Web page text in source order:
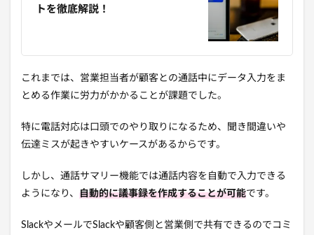
トを徹底解説！
これまでは、営業担当者が顧客との通話中にデータ入力をま
とめる作業に労力がかかることが課題でした。
特に電話対応は口頭でのやり取りになるため、聞き間違いや
伝達ミスが起きやすいケースがあるからです。
しかし、通話サマリー機能では通話内容を自動で入力できる
ようになり、 自動的に議事録を作成することが可能です。
SlackやメールでSlackや顧客側と営業側で共有できるのでコミ